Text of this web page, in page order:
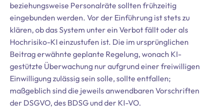
beziehungsweise Personalräte sollten frühzeitig
eingebunden werden. Vor der Einführung ist stets zu
klären, ob das System unter ein Verbot fällt oder als
Hochrisiko-KI einzustufen ist. Die im ursprünglichen
Beitrag erwähnte geplante Regelung, wonach KI-
gestützte Überwachung nur aufgrund einer freiwilligen
Einwilligung zulässig sein solle, sollte entfallen;
maßgeblich sind die jeweils anwendbaren Vorschriften
der DSGVO, des BDSG und der KI-VO.